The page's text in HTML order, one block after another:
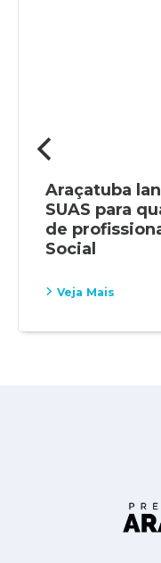
Araçatuba
SUAS para
de
Social
Veja Mais